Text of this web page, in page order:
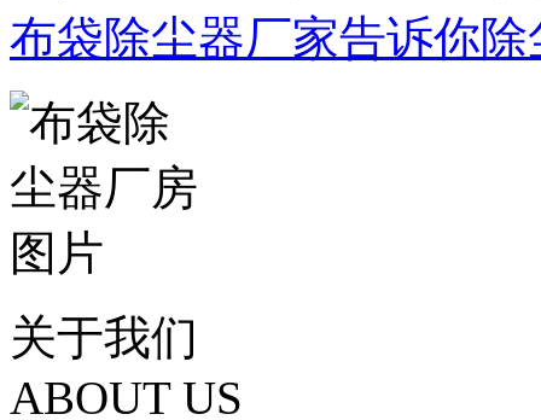
布袋除尘器厂家告诉你
关于我们
ABOUT US